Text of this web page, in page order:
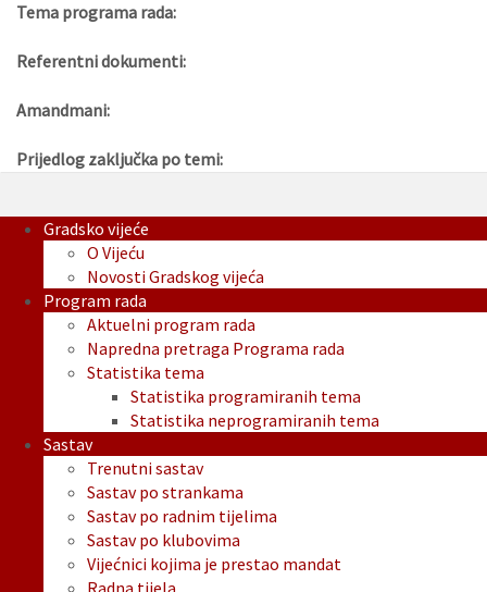
Tema programa rada:
Referentni dokumenti:
Amandmani:
Prijedlog zaključka po temi:
Gradsko vijeće
O Vijeću
Novosti Gradskog vijeća
Program rada
Aktuelni program rada
Napredna pretraga Programa rada
Statistika tema
Statistika programiranih tema
Statistika neprogramiranih tema
Sastav
Trenutni sastav
Sastav po strankama
Sastav po radnim tijelima
Sastav po klubovima
Vijećnici kojima je prestao mandat